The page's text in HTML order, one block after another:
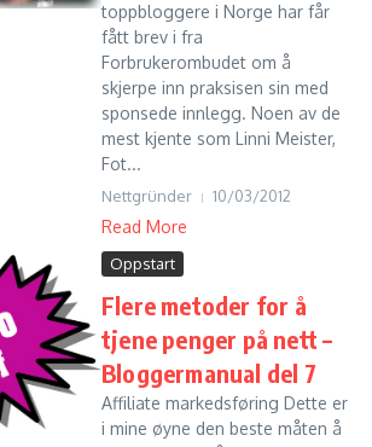
toppbloggere i Norge har får
fått brev i fra
Forbrukerombudet om å
skjerpe inn praksisen sin med
sponsede innlegg. Noen av de
mest kjente som Linni Meister,
Fot...
Nettgründer 10/03/2012
Read More
Oppstart
Flere metoder for å
tjene penger på nett –
Bloggermanual del 7
Affiliate markedsføring Dette er
i mine øyne den beste måten å